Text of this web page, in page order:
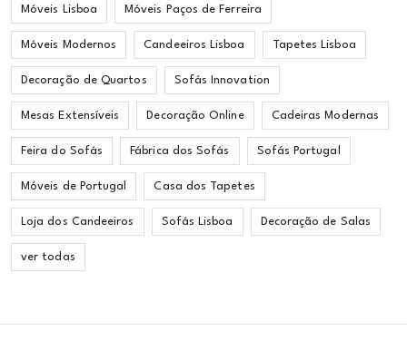
Móveis Lisboa Móveis Paços de Ferreira
Móveis Modernos Candeeiros Lisboa Tapetes Lisboa
Decoração de Quartos Sofás Innovation
Mesas Extensíveis Decoração Online Cadeiras Modernas
Feira do Sofás Fábrica dos Sofás Sofás Portugal
Móveis de Portugal Casa dos Tapetes
Loja dos Candeeiros Sofás Lisboa Decoração de Salas
ver todas